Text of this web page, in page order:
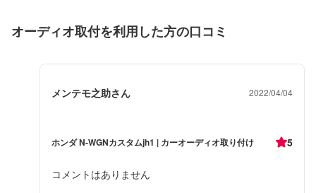
オーディオ取付を利用した方の口コミ
メンテモ之助さん 2022/04/04
ホンダ N-WGNカスタムjh1 | カーオーディオ取り付け 5
コメントはありません